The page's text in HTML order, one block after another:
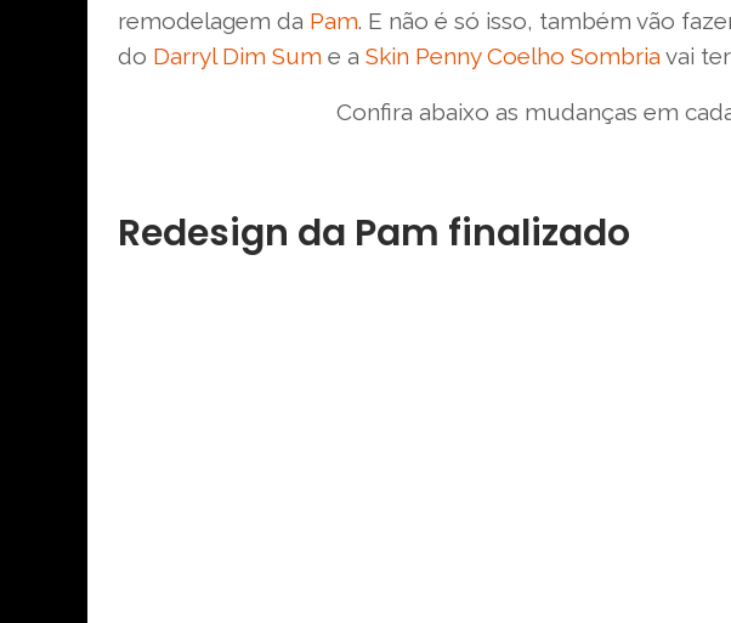
remodelagem da Pam. E não é só isso, também vão
do Darryl Dim Sum e a Skin Penny Coelho Sombria vai
Confira abaixo as mudanças em
Redesign da Pam finalizado